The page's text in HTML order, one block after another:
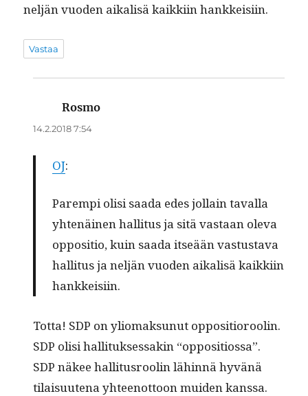
neljän vuo­den aikalisä kaikki­in hankkeisiin.
Vastaa
Rosmo
14.2.2018 7:54
OJ:
Parem­pi olisi saa­da edes jol­lain taval­la
yht­enäi­nen hal­li­tus ja sitä vas­taan ole­va
oppo­si­tio, kuin saa­da itseään vas­tus­ta­va
hal­li­tus ja neljän vuo­den aikalisä kaikki­in
hankkeisiin.
Tot­ta! SDP on yliomak­sunut oppo­si­tioroolin.
SDP olisi hal­li­tuk­ses­sakin “oppo­si­tios­sa”.
SDP näkee hal­li­tus­roolin lähin­nä hyvänä
tilaisuute­na yhteenot­toon muiden kanssa.